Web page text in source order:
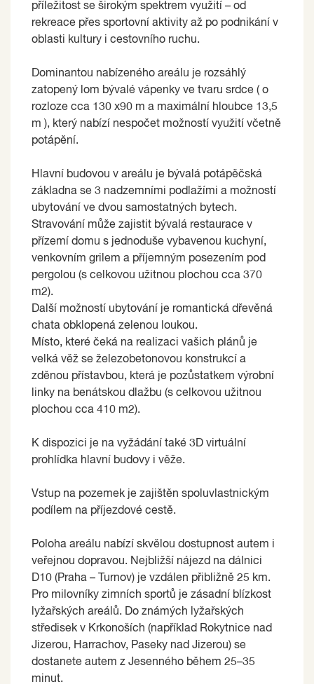
příležitost se širokým spektrem využití – od
rekreace přes sportovní aktivity až po podnikání v
oblasti kultury i cestovního ruchu.
Dominantou nabízeného areálu je rozsáhlý
zatopený lom bývalé vápenky ve tvaru srdce ( o
rozloze cca 130 x90 m a maximální hloubce 13,5
m ), který nabízí nespočet možností využití včetně
potápění.
Hlavní budovou v areálu je bývalá potápěčská
základna se 3 nadzemními podlažími a možností
ubytování ve dvou samostatných bytech.
Stravování může zajistit bývalá restaurace v
přízemí domu s jednoduše vybavenou kuchyní,
venkovním grilem a příjemným posezením pod
pergolou (s celkovou užitnou plochou cca 370
m2).
Další možností ubytování je romantická dřevěná
chata obklopená zelenou loukou.
Místo, které čeká na realizaci vašich plánů je
velká věž se železobetonovou konstrukcí a
zděnou přístavbou, která je pozůstatkem výrobní
linky na benátskou dlažbu (s celkovou užitnou
plochou cca 410 m2).
K dispozici je na vyžádání také 3D virtuální
prohlídka hlavní budovy i věže.
Vstup na pozemek je zajištěn spoluvlastnickým
podílem na příjezdové cestě.
Poloha areálu nabízí skvělou dostupnost autem i
veřejnou dopravou. Nejbližší nájezd na dálnici
D10 (Praha – Turnov) je vzdálen přibližně 25 km.
Pro milovníky zimních sportů je zásadní blízkost
lyžařských areálů. Do známých lyžařských
středisek v Krkonoších (například Rokytnice nad
Jizerou, Harrachov, Paseky nad Jizerou) se
dostanete autem z Jesenného během 25–35
minut.